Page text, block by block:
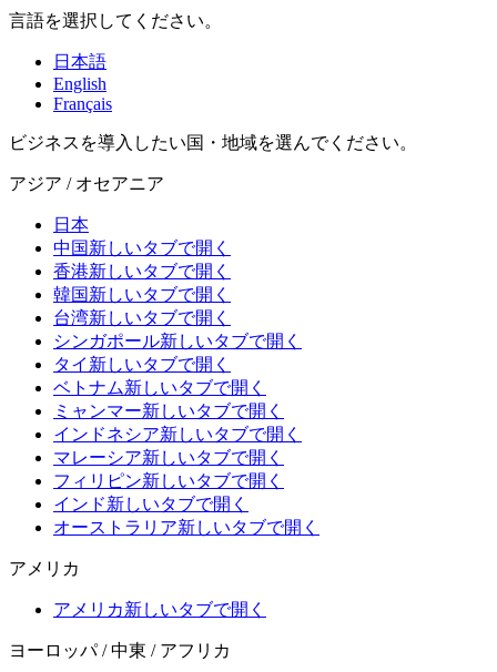
言語を選択してください。
日本語
English
Français
ビジネスを導入したい国・地域を選んでください。
アジア / オセアニア
日本
中国新しいタブで開く
香港新しいタブで開く
韓国新しいタブで開く
台湾新しいタブで開く
シンガポール新しいタブで開く
タイ 新しいタブで開く
ベトナム新しいタブで開く
ミャンマー新しいタブで開く
インドネシア新しいタブで開く
マレーシア新しいタブで開く
フィリピン新しいタブで開く
インド新しいタブで開く
オーストラリア新しいタブで開く
アメリカ
アメリカ新しいタブで開く
ヨーロッパ / 中東 / アフリカ